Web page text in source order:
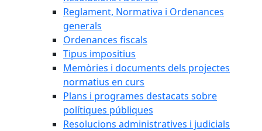
Reglament, Normativa i Ordenances
generals
Ordenances fiscals
Tipus impositius
Memòries i documents dels projectes
normatius en curs
Plans i programes destacats sobre
polítiques públiques
Resolucions administratives i judicials